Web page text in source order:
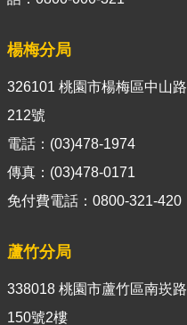
宣
楊梅分局
326101 桃園市楊梅區中山路
212號
電話：(03)478-1974
傳真：(03)478-0171
免付費電話：0800-321-420
蘆竹分局
338018 桃園市蘆竹區南崁路
150號2樓